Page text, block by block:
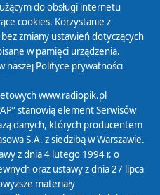
do obsługi internetu
cookies. Korzystanie z
zmiany ustawień dotyczących
w pamięci urządzenia.
naszej Polityce prywatności
www.radiopik.pl
stanowią element Serwisów
danych, których producentem
S.A. z siedzibą w Warszawie.
z dnia 4 lutego 1994 r. o
oraz ustawy z dnia 27 lipca
materiały